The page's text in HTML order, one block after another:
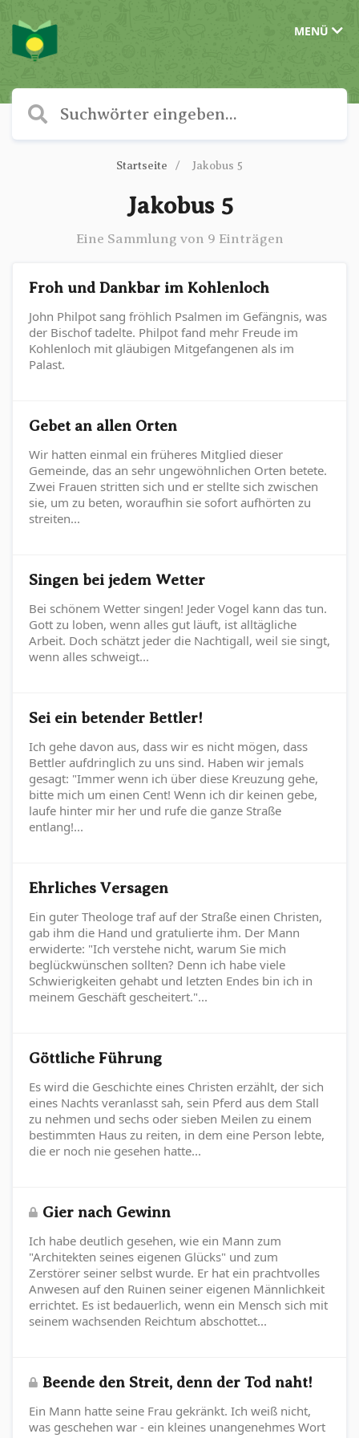
MENÜ
Startseite Jakobus 5
Jakobus 5
Eine Sammlung von 9 Einträgen
Froh und Dankbar im Kohlenloch
John Philpot sang fröhlich Psalmen im Gefängnis, was
der Bischof tadelte. Philpot fand mehr Freude im
Kohlenloch mit gläubigen Mitgefangenen als im
Palast.
Gebet an allen Orten
Wir hatten einmal ein früheres Mitglied dieser
Gemeinde, das an sehr ungewöhnlichen Orten betete.
Zwei Frauen stritten sich und er stellte sich zwischen
sie, um zu beten, woraufhin sie sofort aufhörten zu
streiten...
Singen bei jedem Wetter
Bei schönem Wetter singen! Jeder Vogel kann das tun.
Gott zu loben, wenn alles gut läuft, ist alltägliche
Arbeit. Doch schätzt jeder die Nachtigall, weil sie singt,
wenn alles schweigt...
Sei ein betender Bettler!
Ich gehe davon aus, dass wir es nicht mögen, dass
Bettler aufdringlich zu uns sind. Haben wir jemals
gesagt: "Immer wenn ich über diese Kreuzung gehe,
bitte mich um einen Cent! Wenn ich dir keinen gebe,
laufe hinter mir her und rufe die ganze Straße
entlang!...
Ehrliches Versagen
Ein guter Theologe traf auf der Straße einen Christen,
gab ihm die Hand und gratulierte ihm. Der Mann
erwiderte: "Ich verstehe nicht, warum Sie mich
beglückwünschen sollten? Denn ich habe viele
Schwierigkeiten gehabt und letzten Endes bin ich in
meinem Geschäft gescheitert."...
Göttliche Führung
Es wird die Geschichte eines Christen erzählt, der sich
eines Nachts veranlasst sah, sein Pferd aus dem Stall
zu nehmen und sechs oder sieben Meilen zu einem
bestimmten Haus zu reiten, in dem eine Person lebte,
die er noch nie gesehen hatte...
Gier nach Gewinn
Ich habe deutlich gesehen, wie ein Mann zum
"Architekten seines eigenen Glücks" und zum
Zerstörer seiner selbst wurde. Er hat ein prachtvolles
Anwesen auf den Ruinen seiner eigenen Männlichkeit
errichtet. Es ist bedauerlich, wenn ein Mensch sich mit
seinem wachsenden Reichtum abschottet...
Beende den Streit, denn der Tod naht!
Ein Mann hatte seine Frau gekränkt. Ich weiß nicht,
was geschehen war - ein kleines unangenehmes Wort